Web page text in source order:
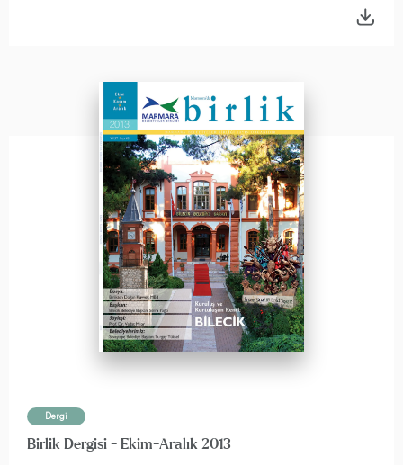
Dergi
Birlik Dergisi - Ekim-Aralık 2013